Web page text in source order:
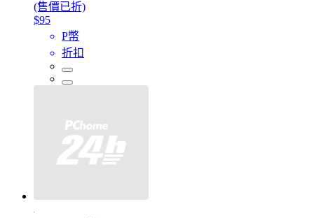
(售價已折)
$95
P幣
折扣